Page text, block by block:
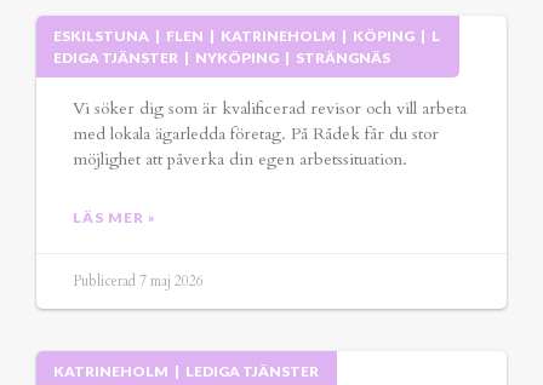
ESKILSTUNA | FLEN | KATRINEHOLM | KÖPING | L
EDIGA TJÄNSTER | NYKÖPING | STRÄNGNÄS
Kvalificerad revisor
Vi söker dig som är kvalificerad revisor och vill arbeta
med lokala ägarledda företag. På Rådek får du stor
möjlighet att påverka din egen arbetssituation.
LÄS MER »
Publicerad 7 maj 2026
KATRINEHOLM | LEDIGA TJÄNSTER